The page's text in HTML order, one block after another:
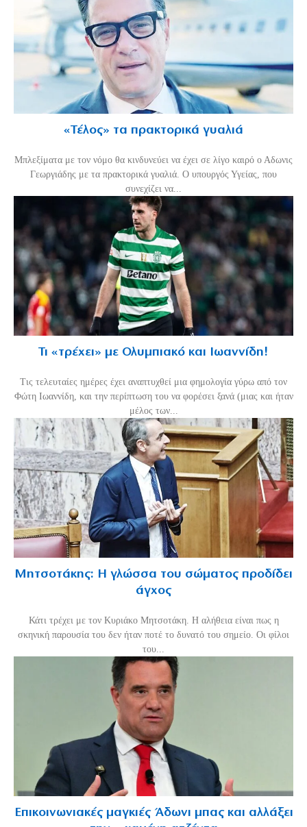
«Τέλος» τα πρακτορικά γυαλιά
Μπλεξίματα με τον νόμο θα κινδυνεύει να έχει σε λίγο καιρό ο Αδωνις
Γεωργιάδης με τα πρακτορικά γυαλιά. Ο υπουργός Υγείας, που
συνεχίζει να...
Τι «τρέχει» με Ολυμπιακό και Ιωαννίδη!
Τις τελευταίες ημέρες έχει αναπτυχθεί μια φημολογία γύρω από τον
Φώτη Ιωαννίδη, και την περίπτωση του να φορέσει ξανά (μιας και ήταν
μέλος των...
Μητσοτάκης: Η γλώσσα του σώματος προδίδει
άγχος
Κάτι τρέχει με τον Κυριάκο Μητσοτάκη. Η αλήθεια είναι πως η
σκηνική παρουσία του δεν ήταν ποτέ το δυνατό του σημείο. Οι φίλοι
του...
Επικοινωνιακές μαγκιές Άδωνι μπας και αλλάξει